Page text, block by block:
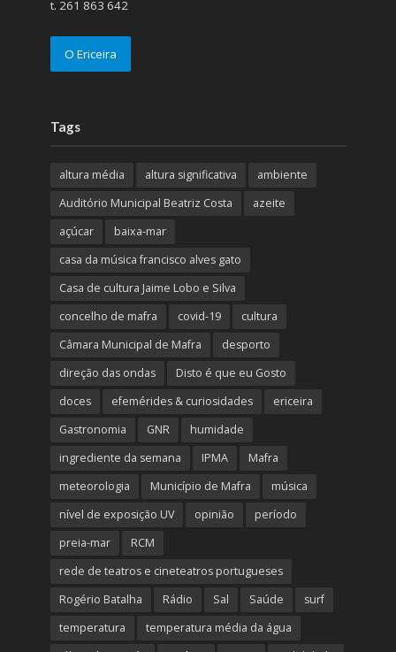
t. 261 863 642
O Ericeira
Tags
altura média altura significativa
ambiente
Auditório Municipal Beatriz Costa
azeite
açúcar
baixa-mar
casa da música francisco alves gato
Casa de cultura Jaime Lobo e Silva
concelho de mafra
covid-19
cultura
Câmara Municipal de Mafra
desporto
direção das ondas
Disto é que eu Gosto
doces
efemérides & curiosidades
ericeira
Gastronomia
GNR
humidade
ingrediente da semana
IPMA
Mafra
meteorologia
Município de Mafra
música
nível de exposição UV
opinião
período
preia-mar
RCM
rede de teatros e cineteatros portugueses
Rogério Batalha
Rádio Sal Saúde
surf
temperatura
temperatura média da água